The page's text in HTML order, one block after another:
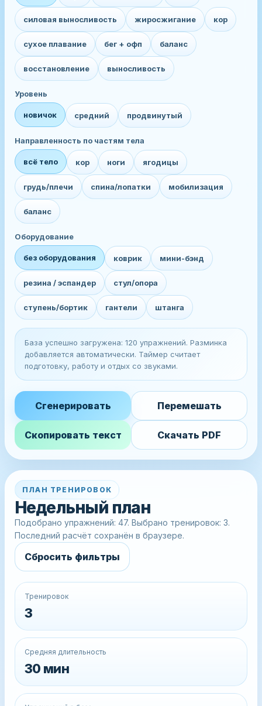
силовая выносливость жиросжигание кор
сухое плавание бег + офп баланс
восстановление выносливость
Уровень
новичок средний продвинутый
Направленность по частям тела
всё тело кор ноги ягодицы
грудь/плечи спина/лопатки мобилизация
баланс
Оборудование
без оборудования коврик мини-бэнд
резина / эспандер стул/опора
ступень/бортик гантели штанга
База успешно загружена: 120 упражнений. Разминка
добавляется автоматически. Таймер считает
подготовку, работу и отдых со звуками.
Сгенерировать Перемешать
Скопировать текст Скачать PDF
ПЛАН ТРЕНИРОВОК
Недельный план
Подобрано упражнений: 47. Выбрано тренировок: 3.
Последний расчёт сохранён в браузере.
Сбросить фильтры
Тренировок
3
Средняя длительность
30 мин